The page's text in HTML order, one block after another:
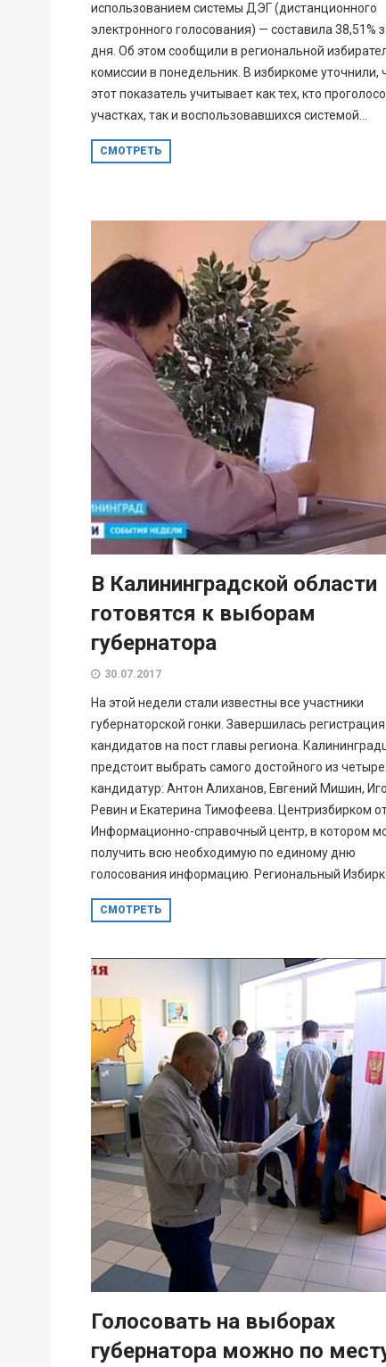
использованием системы ДЭГ (дистанционного
электронного голосования) — составила 38,51%
дня. Об этом сообщили в региональной
комиссии в понедельник. В избиркоме уточнили,
этот показатель учитывает как тех, кто
участках, так и воспользовавшихся системой...
СМОТРЕТЬ
В Калининградской области
готовятся к выборам
губернатора
30.07.2017
На этой недели стали известны все участники
губернаторской гонки. Завершилась регистрация
кандидатов на пост главы региона.
предстоит выбрать самого достойного из
кандидатур: Антон Алиханов, Евгений Мишин,
Ревин и Екатерина Тимофеева. Центризбирком
Информационно-справочный центр, в котором
получить всю необходимую по единому дню
голосования информацию. Региональный
СМОТРЕТЬ
Голосовать на выборах
губернатора можно по